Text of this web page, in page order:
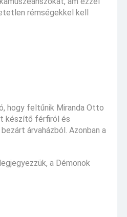
rémségekkel kell
hogy feltűnik Miranda Otto
készítő férfiról és
árvaházból. Azonban a
a Démonok